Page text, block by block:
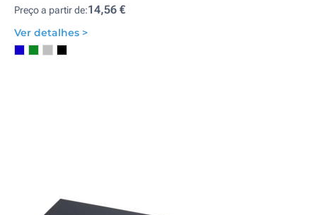
Preço a partir de:14,56 €
Ver detalhes >